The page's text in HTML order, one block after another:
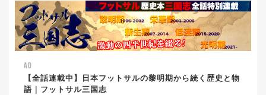
AD
【全話連載中】日本フットサルの黎明期から続く歴史と物
語｜フットサル三国志